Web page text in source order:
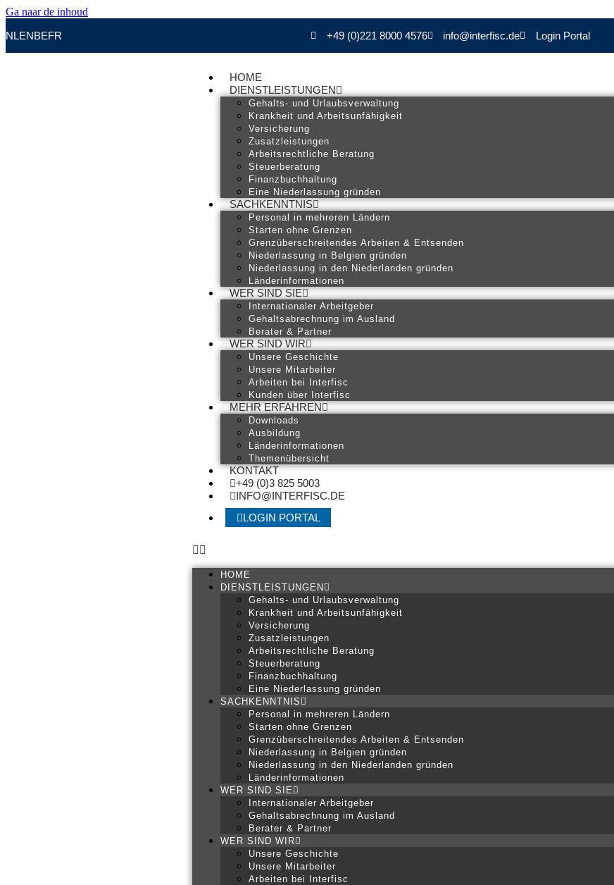
Ga naar de inhoud
NLENBEFR +49 (0)221 8000 4576 info@interfisc.de Login Portal
HOME
DIENSTLEISTUNGEN
Gehalts- und Urlaubsverwaltung
Krankheit und Arbeitsunfähigkeit
Versicherung
Zusatzleistungen
Arbeitsrechtliche Beratung
Steuerberatung
Finanzbuchhaltung
Eine Niederlassung gründen
SACHKENNTNIS
Personal in mehreren Ländern
Starten ohne Grenzen
Grenzüberschreitendes Arbeiten & Entsenden
Niederlassung in Belgien gründen
Niederlassung in den Niederlanden gründen
Länderinformationen
WER SIND SIE
Internationaler Arbeitgeber
Gehaltsabrechnung im Ausland
Berater & Partner
WER SIND WIR
Unsere Geschichte
Unsere Mitarbeiter
Arbeiten bei Interfisc
Kunden über Interfisc
MEHR ERFAHREN
Downloads
Ausbildung
Länderinformationen
Themenübersicht
KONTAKT
+49 (0)3 825 5003
INFO@INTERFISC.DE
LOGIN PORTAL
HOME
DIENSTLEISTUNGEN
Gehalts- und Urlaubsverwaltung
Krankheit und Arbeitsunfähigkeit
Versicherung
Zusatzleistungen
Arbeitsrechtliche Beratung
Steuerberatung
Finanzbuchhaltung
Eine Niederlassung gründen
SACHKENNTNIS
Personal in mehreren Ländern
Starten ohne Grenzen
Grenzüberschreitendes Arbeiten & Entsenden
Niederlassung in Belgien gründen
Niederlassung in den Niederlanden gründen
Länderinformationen
WER SIND SIE
Internationaler Arbeitgeber
Gehaltsabrechnung im Ausland
Berater & Partner
WER SIND WIR
Unsere Geschichte
Unsere Mitarbeiter
Arbeiten bei Interfisc